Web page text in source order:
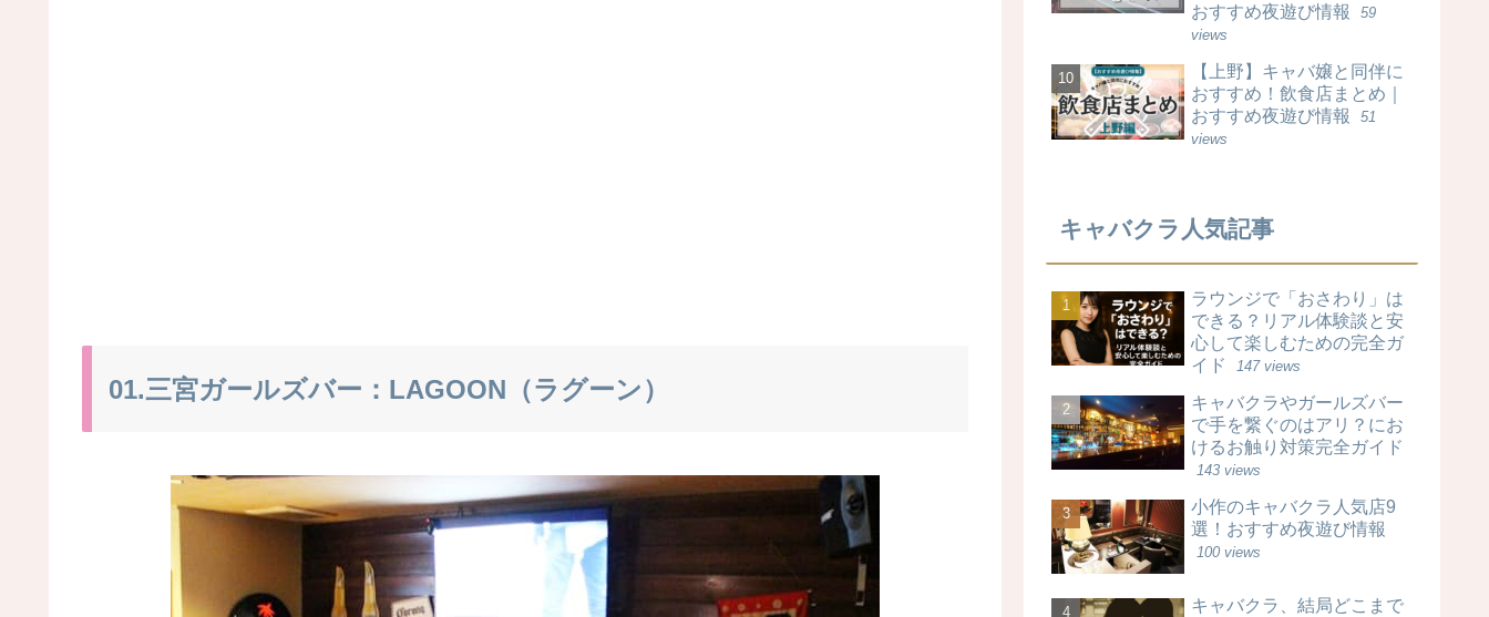
01.三宮ガールズバー：LAGOON（ラグーン）
おすすめ夜遊び情報
59
views
【上野】キャバ嬢と同伴に
おすすめ！飲食店まとめ｜
おすすめ夜遊び情報
51
views
キャバクラ人気記事
ラウンジで「おさわり」は
できる？リアル体験談と安
心して楽しむための完全ガ
イド
147 views
キャバクラやガールズバー
で手を繋ぐのはアリ？にお
けるお触り対策完全ガイド
143 views
小作のキャバクラ人気店9
選！おすすめ夜遊び情報
100 views
キャバクラ、結局どこまで